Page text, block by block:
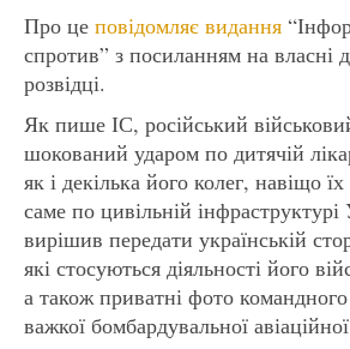
Про це повідомляє видання
спротив” з посиланням на власні
розвідці.
Як пише ІС, російський
шокований ударом по дитячій
як і декілька його колег, навіщо
саме по цивільній
вирішив передати українській
які стосуються діяльності його
а також приватні фото
важкої бомбардувальної авіаційної